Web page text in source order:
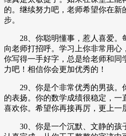
的。继续努力吧，老师希望你在新
步。
28、你聪明懂事，惹人喜爱。
向老师打招呼。学习上你非常用心
你写得一手好字，总是给老师和同
力吧！相信你会更加优秀的！
29、你是个非常优秀的男孩。
的表扬。你的数学成绩很稳定，一
喜欢你。希望你再接再厉，更上一
30、你是一个沉默、文静的孩